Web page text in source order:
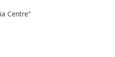
Centre“